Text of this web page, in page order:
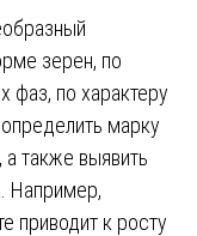
зерен, по
фаз, по характеру
марку
а также выявить
Например,
приводит к росту